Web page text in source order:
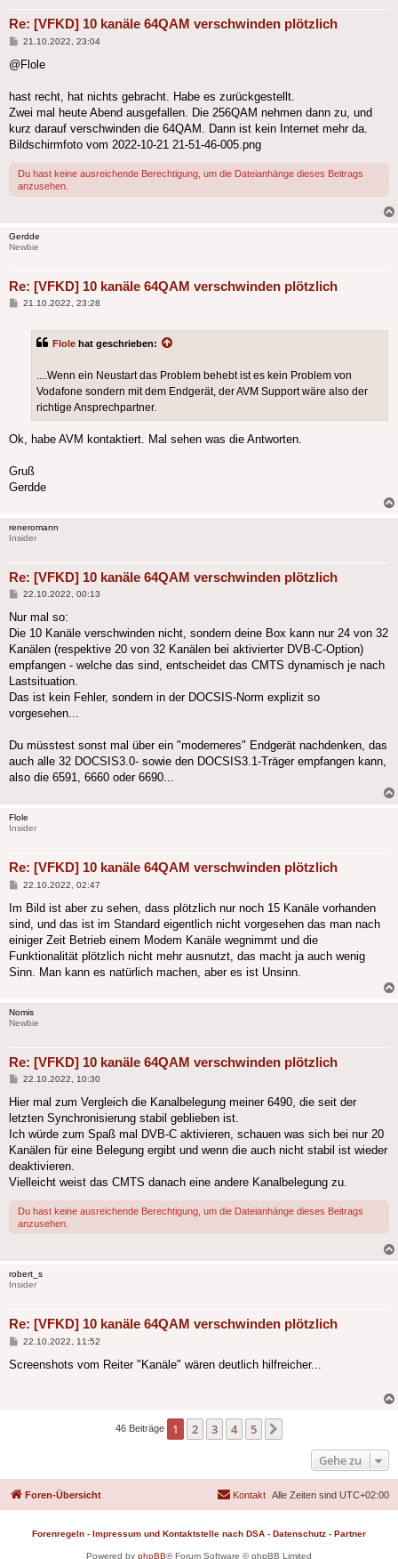
Re: [VFKD] 10 kanäle 64QAM verschwinden plötzlich
Beitrag
21.10.2022, 23:04
@Flole
hast recht, hat nichts gebracht. Habe es zurückgestellt.
Zwei mal heute Abend ausgefallen. Die 256QAM nehmen dann zu, und
kurz darauf verschwinden die 64QAM. Dann ist kein Internet mehr da.
Bildschirmfoto vom 2022-10-21 21-51-46-005.png
Du hast keine ausreichende Berechtigung, um die Dateianhänge dieses Beitrags
anzusehen.
Gerdde
Newbie
Re: [VFKD] 10 kanäle 64QAM verschwinden plötzlich
Beitrag
21.10.2022, 23:28
Flole hat geschrieben:
....Wenn ein Neustart das Problem behebt ist es kein Problem von
Vodafone sondern mit dem Endgerät, der AVM Support wäre also der
richtige Ansprechpartner.
Ok, habe AVM kontaktiert. Mal sehen was die Antworten.
Gruß
Gerdde
reneromann
Insider
Re: [VFKD] 10 kanäle 64QAM verschwinden plötzlich
Beitrag
22.10.2022, 00:13
Nur mal so:
Die 10 Kanäle verschwinden nicht, sondern deine Box kann nur 24 von 32
Kanälen (respektive 20 von 32 Kanälen bei aktivierter DVB-C-Option)
empfangen - welche das sind, entscheidet das CMTS dynamisch je nach
Lastsituation.
Das ist kein Fehler, sondern in der DOCSIS-Norm explizit so
vorgesehen...
Du müsstest sonst mal über ein "moderneres" Endgerät nachdenken, das
auch alle 32 DOCSIS3.0- sowie den DOCSIS3.1-Träger empfangen kann,
also die 6591, 6660 oder 6690...
Flole
Insider
Re: [VFKD] 10 kanäle 64QAM verschwinden plötzlich
Beitrag
22.10.2022, 02:47
Im Bild ist aber zu sehen, dass plötzlich nur noch 15 Kanäle vorhanden
sind, und das ist im Standard eigentlich nicht vorgesehen das man nach
einiger Zeit Betrieb einem Modem Kanäle wegnimmt und die
Funktionalität plötzlich nicht mehr ausnutzt, das macht ja auch wenig
Sinn. Man kann es natürlich machen, aber es ist Unsinn.
Nomis
Newbie
Re: [VFKD] 10 kanäle 64QAM verschwinden plötzlich
Beitrag
22.10.2022, 10:30
Hier mal zum Vergleich die Kanalbelegung meiner 6490, die seit der
letzten Synchronisierung stabil geblieben ist.
Ich würde zum Spaß mal DVB-C aktivieren, schauen was sich bei nur 20
Kanälen für eine Belegung ergibt und wenn die auch nicht stabil ist wieder
deaktivieren.
Vielleicht weist das CMTS danach eine andere Kanalbelegung zu.
Du hast keine ausreichende Berechtigung, um die Dateianhänge dieses Beitrags
anzusehen.
robert_s
Insider
Re: [VFKD] 10 kanäle 64QAM verschwinden plötzlich
Beitrag
22.10.2022, 11:52
Screenshots vom Reiter "Kanäle" wären deutlich hilfreicher...
46 Beiträge 1 2 3 4 5
Gehe zu
Foren-Übersicht Alle Zeiten sind UTC+02:00
Kontakt
Forenregeln - Impressum und Kontaktstelle nach DSA - Datenschutz - Partner
Powered by phpBB® Forum Software © phpBB Limited